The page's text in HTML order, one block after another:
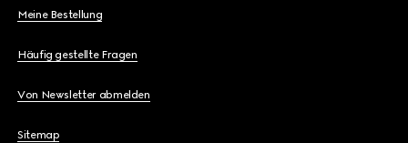
Meine Bestellung
Häufig gestellte Fragen
Von Newsletter abmelden
Sitemap